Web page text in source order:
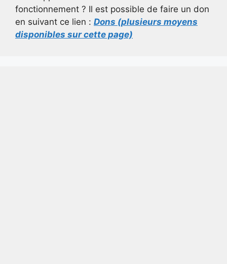
fonctionnement ? Il est possible de faire un don
en suivant ce lien : Dons (plusieurs moyens
disponibles sur cette page)